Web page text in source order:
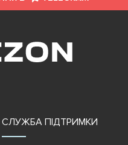
СЛУЖБА ПІДТРИМКИ